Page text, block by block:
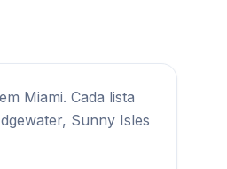
Miami. Cada lista
Sunny Isles